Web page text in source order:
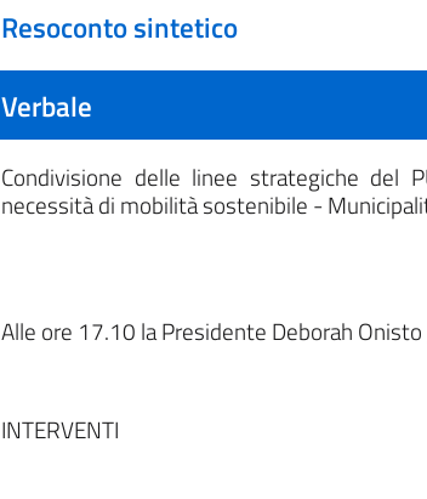
Resoconto sintetico
Verbale
Condivisione delle linee strategiche del
necessità di mobilità sostenibile -
Alle ore 17.10 la Presidente Deborah
INTERVENTI